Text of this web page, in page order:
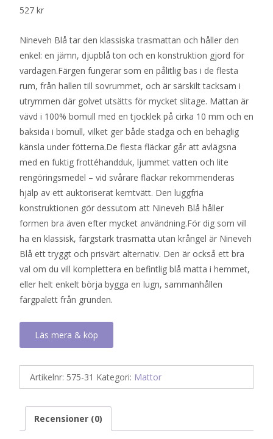
527 kr
Nineveh Blå tar den klassiska trasmattan och håller den
enkel: en jämn, djupblå ton och en konstruktion gjord för
vardagen.Färgen fungerar som en pålitlig bas i de flesta
rum, från hallen till sovrummet, och är särskilt tacksam i
utrymmen där golvet utsätts för mycket slitage. Mattan är
vävd i 100% bomull med en tjocklek på cirka 10 mm och en
baksida i bomull, vilket ger både stadga och en behaglig
känsla under fötterna.De flesta fläckar går att avlägsna
med en fuktig frottéhandduk, ljummet vatten och lite
rengöringsmedel – vid svårare fläckar rekommenderas
hjälp av ett auktoriserat kemtvätt. Den luggfria
konstruktionen gör dessutom att Nineveh Blå håller
formen bra även efter mycket användning.För dig som vill
ha en klassisk, färgstark trasmatta utan krångel är Nineveh
Blå ett tryggt och prisvärt alternativ. Den är också ett bra
val om du vill komplettera en befintlig blå matta i hemmet,
eller helt enkelt börja bygga en lugn, sammanhållen
färgpalett från grunden.
Läs mera & köp
Artikelnr: 575-31 Kategori: Mattor
Recensioner (0)